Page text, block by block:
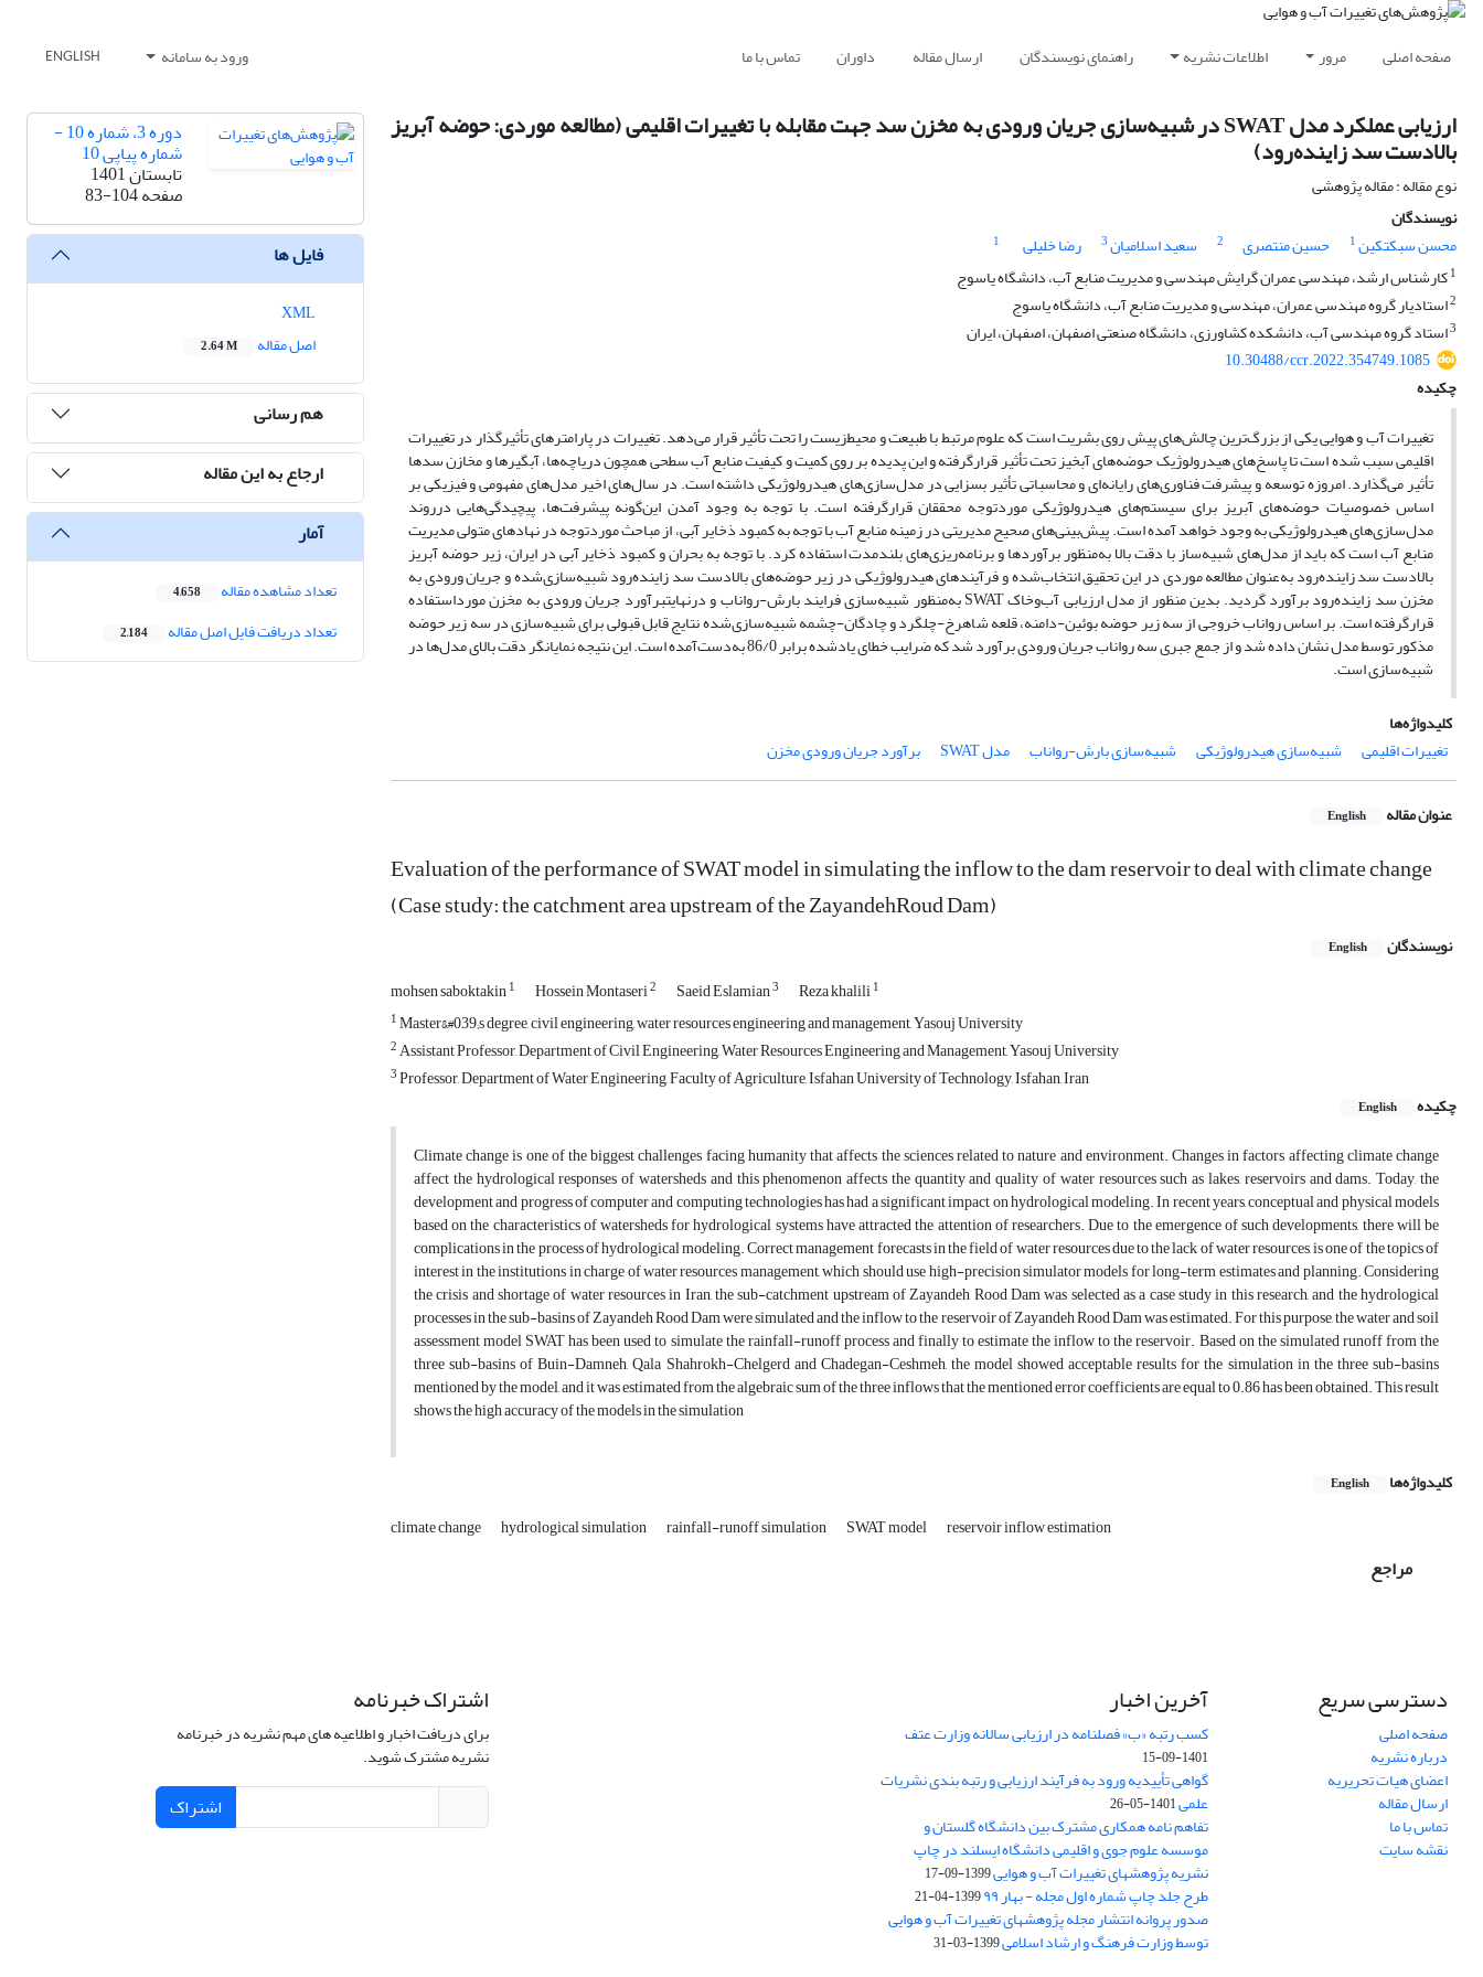
صفحه اصلی مرور اطلاعات نشریه راهنمای نویسندگان ارسال مقاله داوران تماس با ما ورود به سامانه ENGLISH
ارزیابی عملکرد مدل SWAT در شبیه‌سازی جریان ورودی به مخزن سد جهت مقابله با تغییرات اقلیمی (مطالعه موردی: حوضه آبریز
بالادست سد زاینده‌رود)
نوع مقاله : مقاله پژوهشی
نویسندگان
محسن سبکتکین1 حسین منتصری 2 سعید اسلامیان3 رضا خلیلی
1
1کارشناس ارشد، مهندسی عمران گرایش مهندسی و مدیریت منابع آب، دانشگاه یاسوج
2استادیار گروه مهندسی عمران، مهندسی و مدیریت منابع آب، دانشگاه یاسوج
3استاد گروه مهندسی آب، دانشکده کشاورزی، دانشگاه صنعتی اصفهان، اصفهان، ایران
10.30488/ccr.2022.354749.1085
چکیده
تغییرات آب و هوایی یکی از بزرگ‌ترین چالش‌های پیش روی بشریت است که علوم مرتبط با طبیعت و محیط‌زیست را تحت تأثیر قرار می‌دهد. تغییرات در پارامترهای تأثیرگذار در تغییرات
اقلیمی سبب شده است تا پاسخ‌های هیدرولوژیک حوضه‌های آبخیز تحت تأثیر قرارگرفته و این پدیده بر روی کمیت و کیفیت منابع آب سطحی همچون دریاچه‌ها، آبگیرها و مخازن سدها
تأثیر می‌گذارد. امروزه توسعه و پیشرفت فناوری‌های رایانه‌ای و محاسباتی تأثیر بسزایی در مدل‌سازی‌های هیدرولوژیکی داشته است. در سال‌های اخیر مدل‌های مفهومی و فیزیکی بر
اساس خصوصیات حوضه‌های آبریز برای سیستم‌های هیدرولوژیکی موردتوجه محققان قرارگرفته است. با توجه به وجود آمدن این‌گونه پیشرفت‌ها، پیچیدگی‌هایی درروند
مدل‌سازی‌های هیدرولوژیکی به وجود خواهد آمده است. پیش‌بینی‌های صحیح مدیریتی در زمینه منابع آب با توجه به کمبود ذخایر آبی، از مباحث موردتوجه در نهادهای متولی مدیریت
منابع آب است که باید از مدل‌های شبیه‌ساز با دقت بالا به‌منظور برآوردها و برنامه‌ریزی‌های بلندمدت استفاده کرد. با توجه به بحران و کمبود ذخایر آبی در ایران، زیر حوضه آبریز
بالادست سد زاینده‌رود به‌عنوان مطالعه موردی در این تحقیق انتخاب‌شده و فرآیندهای هیدرولوژیکی در زیر حوضه‌های بالادست سد زاینده‌رود شبیه‌سازی‌شده و جریان ورودی به
مخزن سد زاینده‌رود برآورد گردید. بدین منظور از مدل ارزیابی آب‌وخاک SWAT به‌منظور شبیه‌سازی فرایند بارش-رواناب و درنهایتبرآورد جریان ورودی به مخزن مورداستفاده
قرارگرفته است. بر اساس رواناب خروجی از سه زیر حوضه بوئین-دامنه، قلعه شاهرخ-چلگرد و چادگان-چشمه شبیه‌سازی‌شده نتایج قابل قبولی برای شبیه‌سازی در سه زیر حوضه
مذکور توسط مدل نشان داده شد و از جمع جبری سه رواناب جریان ورودی برآورد شد که ضرایب خطای یادشده برابر 86/0 به‌دست‌آمده است. این نتیجه نمایانگر دقت بالای مدل‌ها در
شبیه‌سازی است.
کلیدواژه‌ها
تغییرات اقلیمی
شبیه‌سازی هیدرولوژیکی شبیه‌سازی بارش-رواناب مدل SWAT برآورد جریان ورودی مخزن
عنوان مقاله English
Evaluation of the performance of SWAT model in simulating the inflow to the dam reservoir to deal with climate change
(Case study: the catchment area upstream of the ZayandehRoud Dam)
نویسندگان English
mohsen saboktakin1 Hossein Montaseri2 Saeid Eslamian3 Reza khalili1
1Master&#039;s degree, civil engineering, water resources engineering and management, Yasouj University
2Assistant Professor, Department of Civil Engineering, Water Resources Engineering and Management, Yasouj University
3Professor, Department of Water Engineering, Faculty of Agriculture, Isfahan University of Technology, Isfahan, Iran
چکیده
English
Climate change is one of the biggest challenges facing humanity that affects the sciences related to nature and environment. Changes in factors affecting climate change
affect the hydrological responses of watersheds and this phenomenon affects the quantity and quality of water resources such as lakes, reservoirs and dams. Today, the
development and progress of computer and computing technologies has had a significant impact on hydrological modeling. In recent years, conceptual and physical models
based on the characteristics of watersheds for hydrological systems have attracted the attention of researchers. Due to the emergence of such developments, there will be
complications in the process of hydrological modeling. Correct management forecasts in the field of water resources due to the lack of water resources, is one of the topics of
interest in the institutions in charge of water resources management, which should use high-precision simulator models for long-term estimates and planning. Considering
the crisis and shortage of water resources in Iran, the sub-catchment upstream of Zayandeh Rood Dam was selected as a case study in this research, and the hydrological
processes in the sub-basins of Zayandeh Rood Dam were simulated and the inflow to the reservoir of Zayandeh Rood Dam was estimated. For this purpose, the water and soil
assessment model SWAT has been used to simulate the rainfall-runoff process and finally to estimate the inflow to the reservoir. Based on the simulated runoff from the
three sub-basins of Buin-Damneh, Qala Shahrokh-Chelgerd and Chadegan-Ceshmeh, the model showed acceptable results for the simulation in the three sub-basins
mentioned by the model, and it was estimated from the algebraic sum of the three inflows that the mentioned error coefficients are equal to 0.86 has been obtained. This result
shows the high accuracy of the models in the simulation
کلیدواژه‌ها English
climate change hydrological simulation rainfall-runoff simulation SWAT model reservoir inflow estimation
مراجع
دوره 3، شماره 10 -
شماره پیاپی 10
تابستان 1401
صفحه83-104
فایل ها
اصل مقاله
2.64 M
هم رسانی
ارجاع به این مقاله
آمار
تعداد مشاهده مقاله 4,658
تعداد دریافت فایل اصل مقاله 2,184
دسترسی سریع
صفحه اصلی
درباره نشریه
اعضای هیات تحریریه
ارسال مقاله
تماس با ما
نقشه سایت
آخرین اخبار
کسب رتبه «ب» فصلنامه در ارزیابی سالانه وزارت عتف
1401-09-15
گواهی تأییدیه ورود به فرآیند ارزیابی و رتبه بندی نشریات
علمی1401-05-26
تفاهم نامه همکاری مشترک بین دانشگاه گلستان و
موسسه علوم جوی و اقلیمی دانشگاه ایسلند در چاپ
نشریه پژوهشهای تغییرات آب و هوایی1399-09-17
طرح جلد چاپ شماره اول مجله - بهار ۹۹ 1399-04-21
صدور پروانه انتشار مجله پژوهشهای تغییرات آب و هوایی
توسط وزارت فرهنگ و ارشاد اسلامی1399-03-31
اشتراک خبرنامه
برای دریافت اخبار و اطلاعیه های مهم نشریه در خبرنامه
نشریه مشترک شوید.
اشتراک